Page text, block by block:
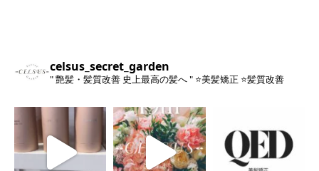
celsus_secret_garden
" 艶髪・髪質改善 史上最高の髪へ " ⭐️美髪矯正 ⭐️髪質改善